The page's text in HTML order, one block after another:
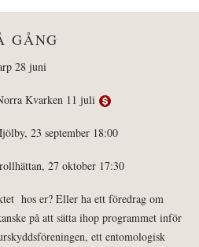
GÅNG
28 juni
Kvarken 11 juli
23 september 18:00
27 oktober 17:30
hos er? Eller ha ett föredrag om
på att sätta ihop programmet inför
ett entomologisk